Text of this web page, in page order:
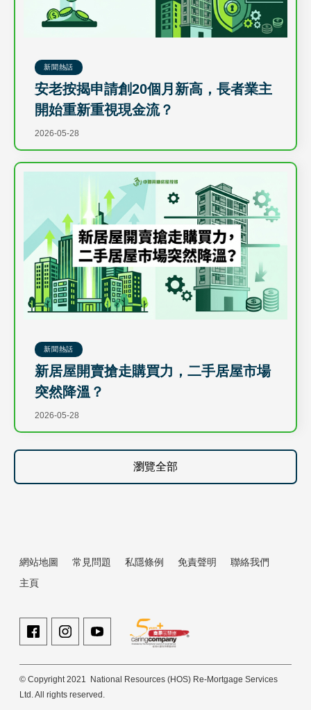
新聞熱話
安老按揭申請創20個月新高，長者業主
開始重新重視現金流？
2026-05-28
新聞熱話
新居屋開賣搶走購買力，二手居屋市場
突然降溫？
2026-05-28
瀏覽全部
網站地圖 常見問題 私隱條例 免責聲明
聯絡我們
主頁
© Copyright 2021 National Resources (HOS) Re-Mortgage Services
Ltd. All rights reserved.